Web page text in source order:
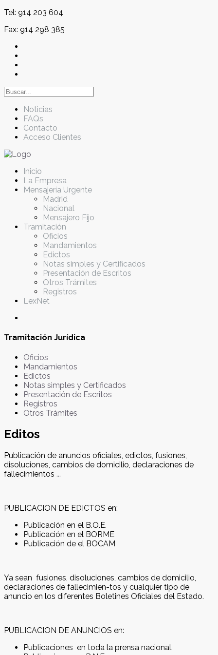
Tel: 914 203 604
Fax: 914 298 385
Noticias
FAQs
Contacto
Acceso Clientes
Inicio
La Empresa
Mensajería Urgente
Madrid
Nacional
Mensajero Fijo
Tramitación
Oficios
Mandamientos
Edictos
Notas simples y Certificados
Presentación de Escritos
Otros Trámites
Registros
LexNet
Tramitación Jurídica
Oficios
Mandamientos
Edictos
Notas simples y Certificados
Presentación de Escritos
Registros
Otros Trámites
Editos
Publicación de anuncios oficiales, edictos, fusiones,
disoluciones, cambios de domicilio, declaraciones de
fallecimientos ...
PUBLICACION DE EDICTOS en:
Publicación en el B.O.E.
Publicación en el BORME
Publicación de el BOCAM
Ya sean fusiones, disoluciones, cambios de domicilio,
declaraciones de fallecimien-tos y cualquier tipo de
anuncio en los diferentes Boletines Oficiales del Estado.
PUBLICACION DE ANUNCIOS en:
Publicaciones en toda la prensa nacional.